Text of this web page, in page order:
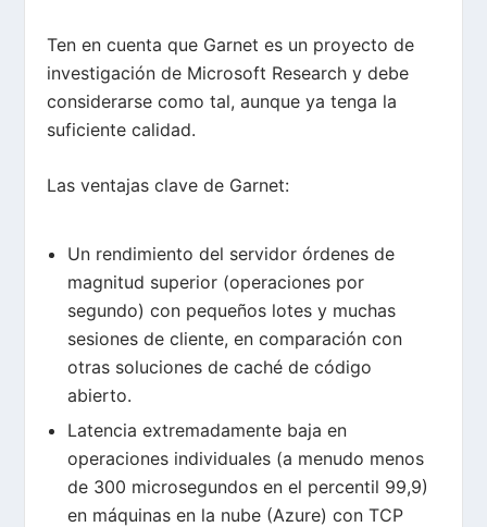
Ten en cuenta que Garnet es un proyecto de
investigación de Microsoft Research y debe
considerarse como tal, aunque ya tenga la
suficiente calidad.
Las ventajas clave de Garnet:
Un rendimiento del servidor órdenes de
magnitud superior (operaciones por
segundo) con pequeños lotes y muchas
sesiones de cliente, en comparación con
otras soluciones de caché de código
abierto.
Latencia extremadamente baja en
operaciones individuales (a menudo menos
de 300 microsegundos en el percentil 99,9)
en máquinas en la nube (Azure) con TCP